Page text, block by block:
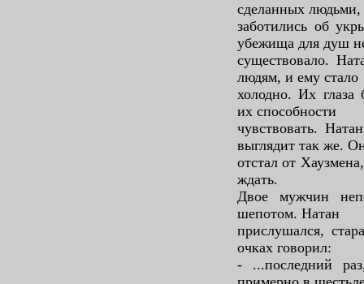
сделанных людьми,
заботились об
убежища для душ
существовало.
людям, и ему стало
холодно. Их
их способности
чувствовать.
выглядит так же.
отстал от
ждать.
Двое мужчин
шепотом. Натан
прислушался,
очках говорил:
- ...последний